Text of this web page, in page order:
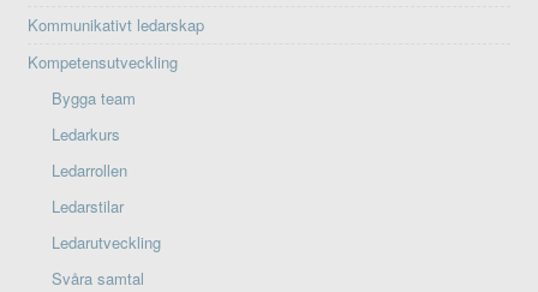
Kommunikativt ledarskap
Kompetensutveckling
Bygga team
Ledarkurs
Ledarrollen
Ledarstilar
Ledarutveckling
Svåra samtal